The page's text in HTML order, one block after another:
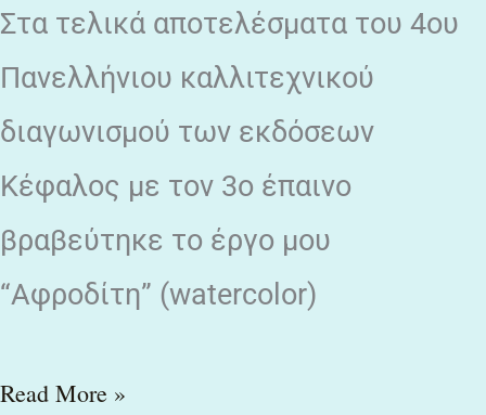
Στα τελικά αποτελέσματα του 4ου
Πανελλήνιου καλλιτεχνικού
διαγωνισμού των εκδόσεων
Κέφαλος με τον 3ο έπαινο
βραβεύτηκε το έργο μου
“Αφροδίτη” (watercolor)
Read More »